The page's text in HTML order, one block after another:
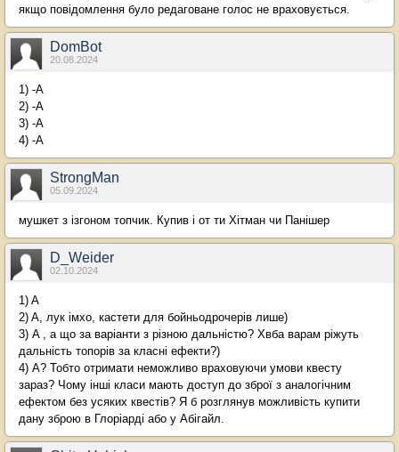
якщо повідомлення було редаговане голос не враховується.
DomBot
20.08.2024
1) -А
2) -А
3) -А
4) -А
StrongMan
05.09.2024
мушкет з ізгоном топчик. Купив і от ти Хітман чи Панішер
D_Weider
02.10.2024
1) A
2) A, лук імхо, кастети для бойньодрочерів лише)
3) A , а що за варіанти з різною дальністю? Хвба варам ріжуть
дальність топорів за класні ефекти?)
4) A? Тобто отримати неможливо враховуючи умови квесту
зараз? Чому інші класи мають доступ до зброї з аналогічним
ефектом без усяких квестів? Я б розглянув можливість купити
дану зброю в Глоріарді або у Абігайл.